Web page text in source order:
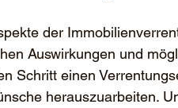
der
Auswirkungen und
Schritt einen
herauszuarbeiten.